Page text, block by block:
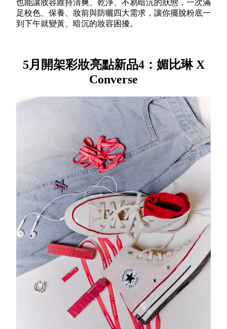
也能讓妝容維持清爽、乾淨、不易暗沉的狀態，一次滿
足校色、保養、妝前與防曬四大需求，讓你擺脫粉底一
到下午就變黃、暗沉的妝容困擾。
5月開架彩妝亮點新品4：媚比琳 X
Converse